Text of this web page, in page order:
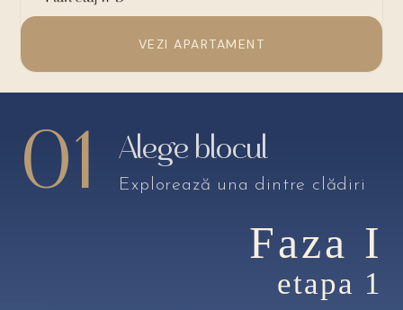
VEZI APARTAMENT
01 Alege blocul
Explorează una dintre clădiri
Faza I
etapa 1